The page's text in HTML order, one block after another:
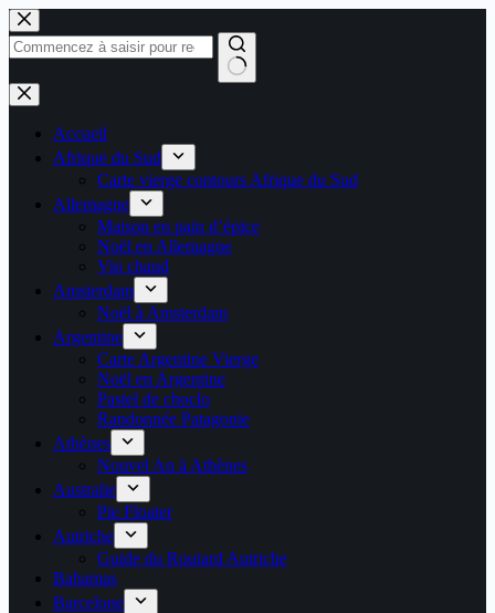
Passer
au
contenu
Aucun
résultat
Accueil
Afrique du Sud
Carte vierge contours Afrique du Sud
Allemagne
Maison en pain d’épice
Noël en Allemagne
Vin chaud
Amsterdam
Noël à Amsterdam
Argentine
Carte Argentine Vierge
Noël en Argentine
Pastel de choclo
Randonnée Patagonie
Athènes
Nouvel An à Athènes
Australie
Pie Floater
Autriche
Guide du Routard Autriche
Bahamas
Barcelone